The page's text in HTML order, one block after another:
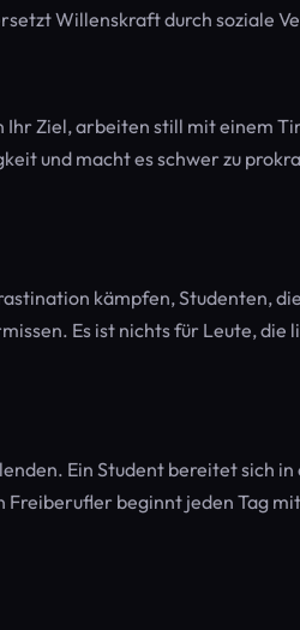
Willenskraft durch soziale
Ziel, arbeiten still mit einem
und macht es schwer zu
kämpfen, Studenten,
Es ist nichts für Leute,
Ein Student bereitet sich
beginnt jeden Tag